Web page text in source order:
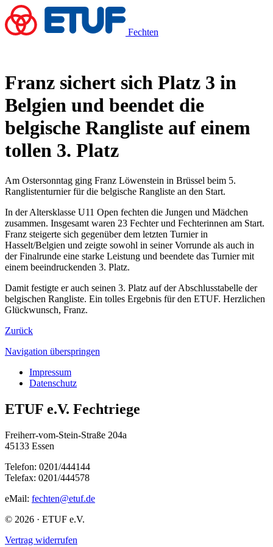
Fechten
Franz sichert sich Platz 3 in
Belgien und beendet die
belgische Rangliste auf einem
tollen 3. Platz
Am Ostersonntag ging Franz Löwenstein in Brüssel beim 5.
Ranglistenturnier für die belgische Rangliste an den Start.
In der Altersklasse U11 Open fechten die Jungen und Mädchen
zusammen. Insgesamt waren 23 Fechter und Fechterinnen am Start.
Franz steigerte sich gegenüber dem letzten Turnier in
Hasselt/Belgien und zeigte sowohl in seiner Vorrunde als auch in
der Finalrunde eine starke Leistung und beendete das Turnier mit
einem beeindruckenden 3. Platz.
Damit festigte er auch seinen 3. Platz auf der Abschlusstabelle der
belgischen Rangliste. Ein tolles Ergebnis für den ETUF. Herzlichen
Glückwunsch, Franz.
Zurück
Navigation überspringen
Impressum
Datenschutz
ETUF e.V. Fechtriege
Freiherr-vom-Stein-Straße 204a
45133 Essen
Telefon: 0201/444144
Telefax: 0201/444578
eMail: fechten@etuf.de
© 2026 · ETUF e.V.
Vertrag widerrufen